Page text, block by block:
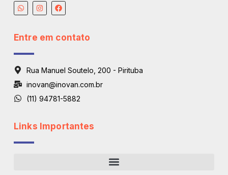
Entre em contato
Rua Manuel Soutelo, 200 - Pirituba
inovan@inovan.com.br
(11) 94781-5882
Links Importantes